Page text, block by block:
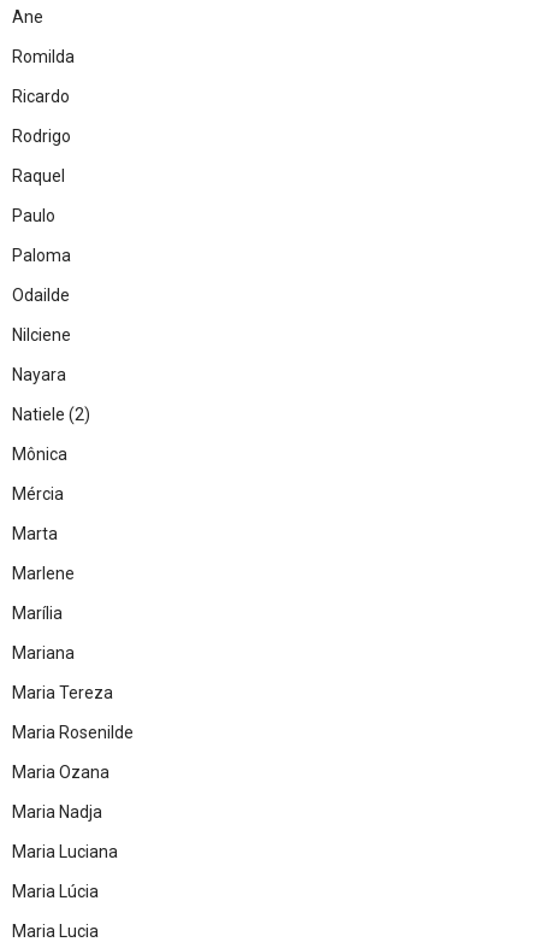
Ane
Romilda
Ricardo
Rodrigo
Raquel
Paulo
Paloma
Odailde
Nilciene
Nayara
Natiele (2)
Mônica
Mércia
Marta
Marlene
Marília
Mariana
Maria Tereza
Maria Rosenilde
Maria Ozana
Maria Nadja
Maria Luciana
Maria Lúcia
Maria Lucia